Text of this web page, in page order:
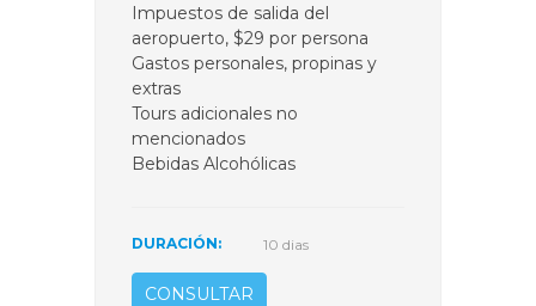
Impuestos de salida del
aeropuerto, $29 por persona
Gastos personales, propinas y
extras
Tours adicionales no
mencionados
Bebidas Alcohólicas
DURACIÓN: 10 dias
CONSULTAR